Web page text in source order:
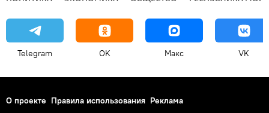
Telegram OK Макс VK
О проекте Правила использования Реклама